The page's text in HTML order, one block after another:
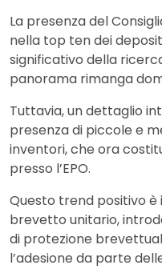
La presenza del
nella top ten dei
significativo della
panorama rimanga
Tuttavia, un dettaglio
presenza di piccole e
inventori, che ora
presso l’EPO.
Questo trend positivo
brevetto unitario,
di protezione
l’adesione da parte